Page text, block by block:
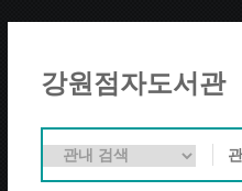
강원점자도서관